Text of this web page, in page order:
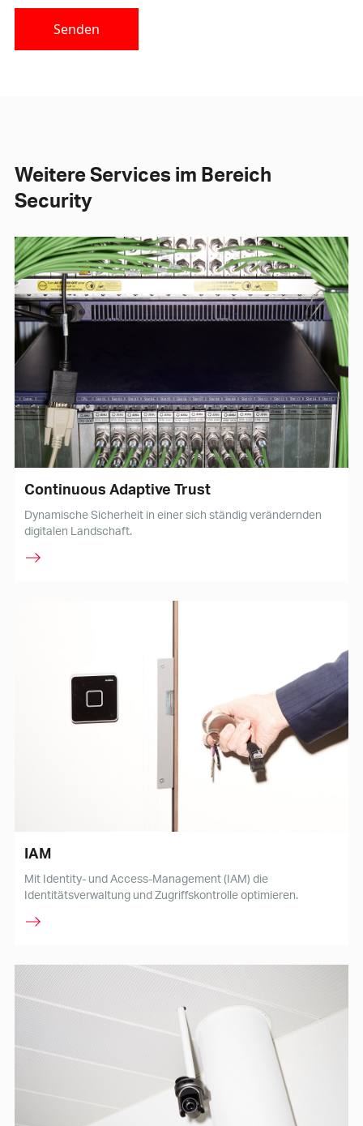
Senden
Weitere Services im Bereich
Security
Continuous Adaptive Trust
Dynamische Sicherheit in einer sich ständig verändernden
digitalen Landschaft.
IAM
Mit Identity- und Access-Management (IAM) die
Identitätsverwaltung und Zugriffskontrolle optimieren.